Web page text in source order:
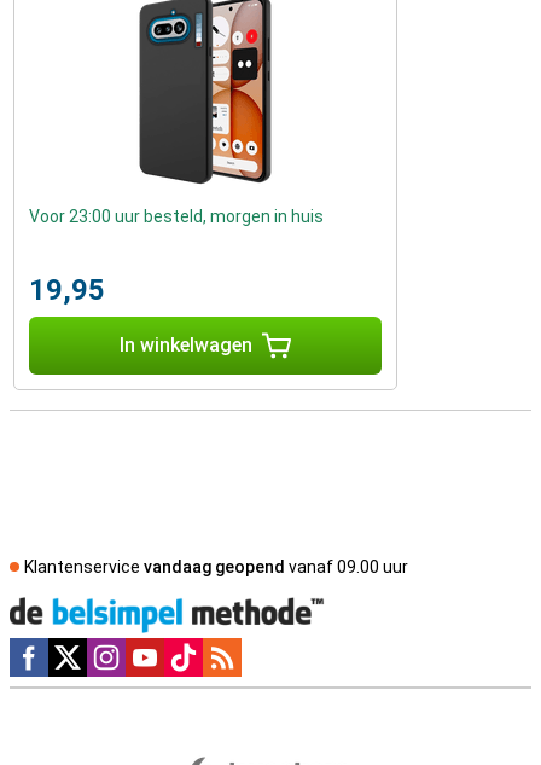
Voor 23:00 uur besteld, morgen in huis
19,95
In winkelwagen
Klantenservice vandaag geopend vanaf 09.00 uur
Social media